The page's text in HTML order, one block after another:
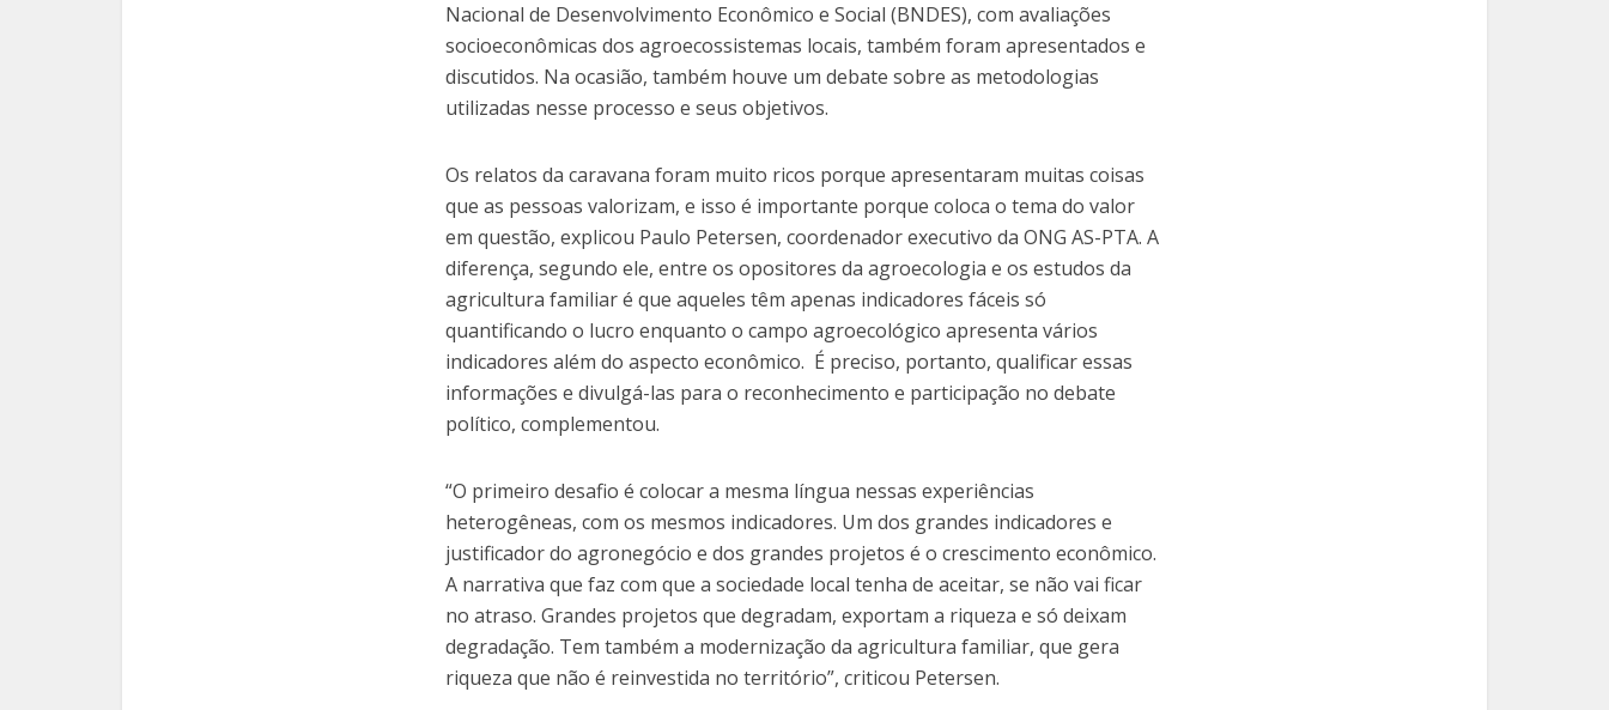
Nacional de Desenvolvimento Econômico e Social (BNDES), com avaliações
socioeconômicas dos agroecossistemas locais, também foram apresentados e
discutidos. Na ocasião, também houve um debate sobre as metodologias
utilizadas nesse processo e seus objetivos.
Os relatos da caravana foram muito ricos porque apresentaram muitas coisas
que as pessoas valorizam, e isso é importante porque coloca o tema do valor
em questão, explicou Paulo Petersen, coordenador executivo da ONG AS-PTA. A
diferença, segundo ele, entre os opositores da agroecologia e os estudos da
agricultura familiar é que aqueles têm apenas indicadores fáceis só
quantificando o lucro enquanto o campo agroecológico apresenta vários
indicadores além do aspecto econômico. É preciso, portanto, qualificar essas
informações e divulgá-las para o reconhecimento e participação no debate
político, complementou.
“O primeiro desafio é colocar a mesma língua nessas experiências
heterogêneas, com os mesmos indicadores. Um dos grandes indicadores e
justificador do agronegócio e dos grandes projetos é o crescimento econômico.
A narrativa que faz com que a sociedade local tenha de aceitar, se não vai ficar
no atraso. Grandes projetos que degradam, exportam a riqueza e só deixam
degradação. Tem também a modernização da agricultura familiar, que gera
riqueza que não é reinvestida no território”, criticou Petersen.